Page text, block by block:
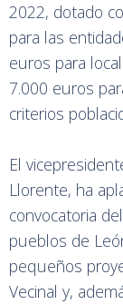
2022, dotado
para las
euros para
7.000 euros
criterios
El
Llorente, ha
convocatoria
pueblos de
pequeños
Vecinal y,